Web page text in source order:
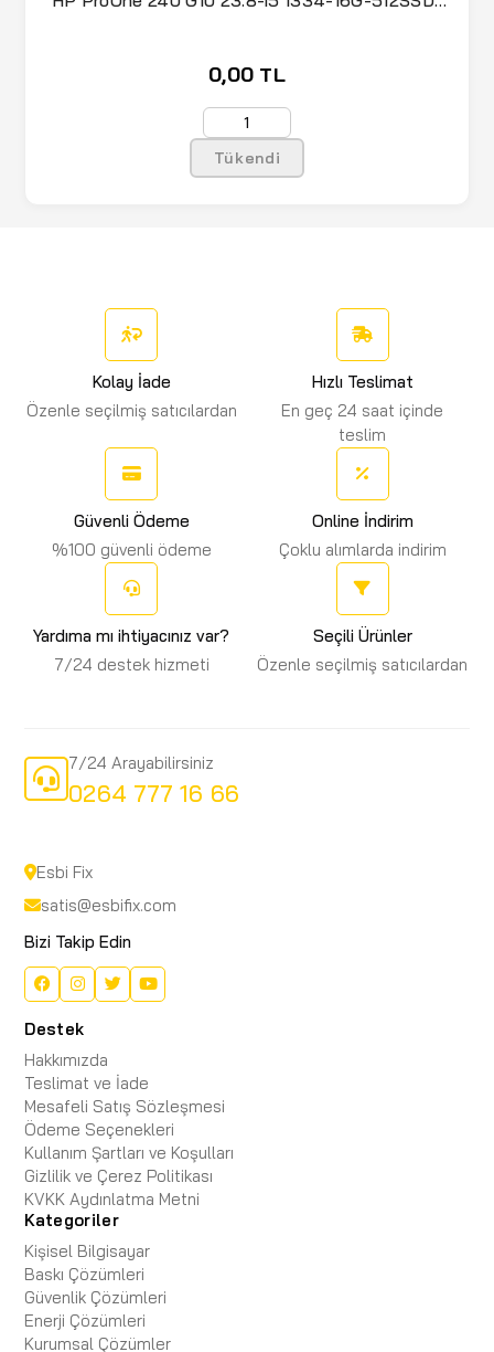
0,00 TL
Tükendi
Kolay İade
Özenle seçilmiş satıcılardan
Hızlı Teslimat
En geç 24 saat içinde
teslim
Güvenli Ödeme
%100 güvenli ödeme
Online İndirim
Çoklu alımlarda indirim
Yardıma mı ihtiyacınız var?
7/24 destek hizmeti
Seçili Ürünler
Özenle seçilmiş satıcılardan
7/24 Arayabilirsiniz
0264 777 16 66
Esbi Fix
satis@esbifix.com
Bizi Takip Edin
Destek
Hakkımızda
Teslimat ve İade
Mesafeli Satış Sözleşmesi
Ödeme Seçenekleri
Kullanım Şartları ve Koşulları
Gizlilik ve Çerez Politikası
KVKK Aydınlatma Metni
Kategoriler
Kişisel Bilgisayar
Baskı Çözümleri
Güvenlik Çözümleri
Enerji Çözümleri
Kurumsal Çözümler